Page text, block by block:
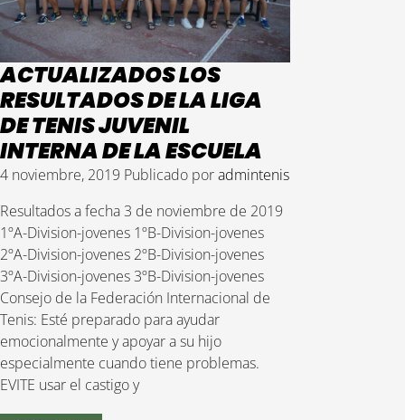
ACTUALIZADOS LOS
RESULTADOS DE LA LIGA
DE TENIS JUVENIL
INTERNA DE LA ESCUELA
4 noviembre, 2019 Publicado poradmintenis
Resultados a fecha 3 de noviembre de 2019
1ºA-Division-jovenes 1ºB-Division-jovenes
2ºA-Division-jovenes 2ºB-Division-jovenes
3ºA-Division-jovenes 3ºB-Division-jovenes
Consejo de la Federación Internacional de
Tenis: Esté preparado para ayudar
emocionalmente y apoyar a su hijo
especialmente cuando tiene problemas.
EVITE usar el castigo y